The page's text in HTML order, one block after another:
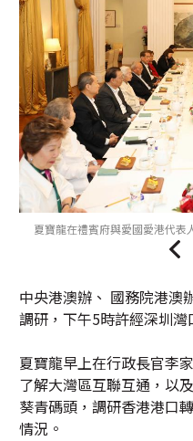
夏寶龍在禮賓府與愛國愛港代表
中央港澳辦、 國務院港澳
調研，下午5時許經深圳灣
夏寶龍早上在行政長官李
了解大灣區互聯互通，以
葵青碼頭，調研香港港口
情況。